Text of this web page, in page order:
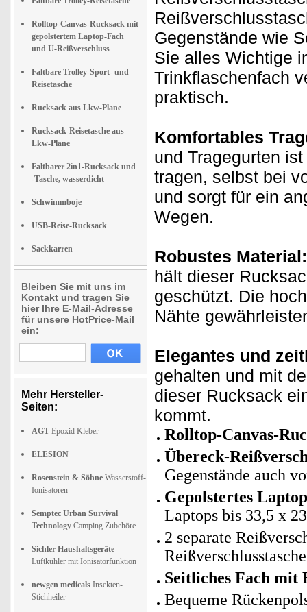
Rolltop-Canvas-Rucksack mit
gepolstertem Laptop-Fach
und U-Reißverschluss
Faltbare Trolley-Sport- und
Reisetasche
Rucksack aus Lkw-Plane
Rucksack-Reisetasche aus
Lkw-Plane
Faltbarer 2in1-Rucksack und
-Tasche, wasserdicht
Schwimmboje
USB-Reise-Rucksack
Sackkarren
Bleiben Sie mit uns im
Kontakt und tragen Sie
hier Ihre E-Mail-Adresse
für unsere HotPrice-Mail
ein:
Mehr Hersteller-
Seiten:
AGT Epoxid Kleber
ELESION
Rosenstein & Söhne Wasserstoff-
Ionisatoren
Semptec Urban Survival
Technology Camping Zubehöre
Sichler Haushaltsgeräte
Luftkühler mit Ionisatorfunktion
newgen medicals Insekten-
Stichheiler
Gegenstände wie
Sie alles Wichtige
Trinkflaschenfach
praktisch.
Komfortables
und Tragegurten
tragen, selbst bei
und sorgt für ein
Wegen.
Robustes Material:
hält dieser
geschützt. Die
Nähte
Elegantes und
gehalten und mit
dieser Rucksack
kommt.
Rolltop-Canvas-
Übereck-
Gegenstände auch
Gepolstertes
Laptops bis 33,5 x
2 separate
Reißverschlusstasche
Seitliches Fach
Bequeme